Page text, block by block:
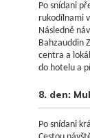
Po snídani
rukodílnami
Následně
Bahzauddin
centra a
do hotelu a
8. den:
Po snídani